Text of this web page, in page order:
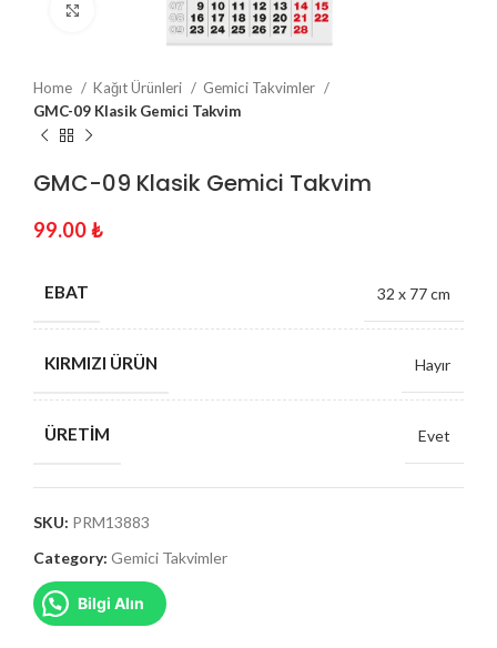
Click to enlarge
Home Kağıt Ürünleri
Gemici Takvimler
GMC-09 Klasik Gemici Takvim
GMC-09 Klasik Gemici Takvim
99.00₺
EBAT 32 x 77 cm
KIRMIZI ÜRÜN Hayır
ÜRETIM Evet
SKU: PRM13883
Category: Gemici Takvimler
Bilgi Alın